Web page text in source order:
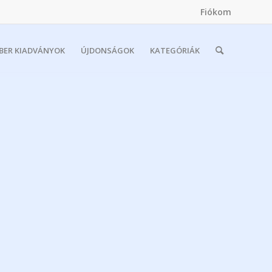
Fiókom
KIADVÁNYOK ÚJDONSÁGOK KATEGÓRIÁK